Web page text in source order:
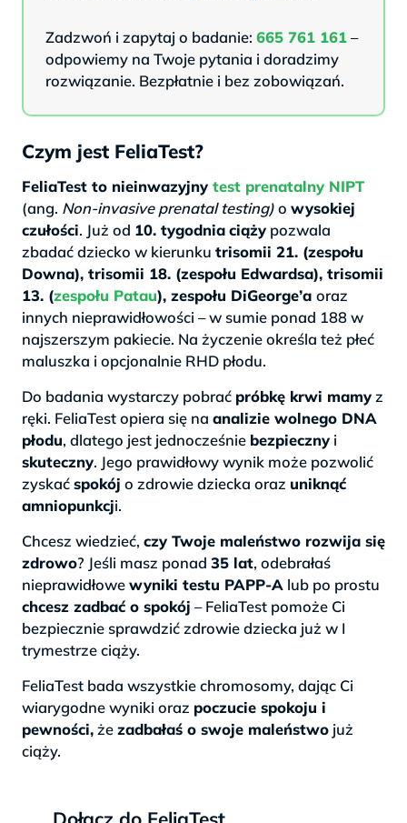
Zadzwoń i zapytaj o badanie: 665 761 161–
odpowiemy na Twoje pytania i doradzimy
rozwiązanie. Bezpłatnie i bez zobowiązań.
Czym jest FeliaTest?
FeliaTest to nieinwazyjny test prenatalny NIPT
(ang. Non-invasive prenatal testing)o wysokiej
czułości. Już od 10. tygodniaciąży pozwala
zbadać dziecko w kierunku trisomii 21. (zespołu
Downa), trisomii 18. (zespołu Edwardsa), trisomii
13. (zespołu Patau), zespołu DiGeorge’a oraz
innych nieprawidłowości – w sumie ponad 188 w
najszerszym pakiecie. Na życzenie określa też płeć
maluszka i opcjonalnie RHD płodu.
Do badania wystarczy pobrać próbkę krwi mamyz
ręki. FeliaTest opiera się na analizie wolnego DNA
płodu, dlatego jest jednocześnie bezpieczny i
skuteczny. Jego prawidłowy wynik może pozwolić
zyskaćspokój o zdrowie dziecka oraz uniknąć
amniopunkcji.
Chcesz wiedzieć, czy Twoje maleństwo rozwija się
zdrowo? Jeśli masz ponad 35 lat, odebrałaś
nieprawidłowewyniki testu PAPP-A lub po prostu
chcesz zadbać o spokój – FeliaTest pomoże Ci
bezpiecznie sprawdzić zdrowie dziecka już w I
trymestrze ciąży.
FeliaTest bada wszystkie chromosomy, dając Ci
wiarygodne wyniki oraz poczucie spokoju i
pewności,żezadbałaś o swoje maleństwo już
ciąży.